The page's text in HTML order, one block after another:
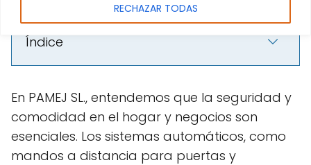
RECHAZAR TODAS
Índice
En PAMEJ SL., entendemos que la seguridad y
comodidad en el hogar y negocios son
esenciales. Los sistemas automáticos, como
mandos a distancia para puertas y